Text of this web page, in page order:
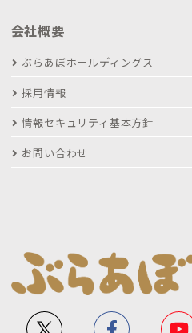
会社概要
ぶらあぼホールディングス
採用情報
情報セキュリティ基本方針
お問い合わせ